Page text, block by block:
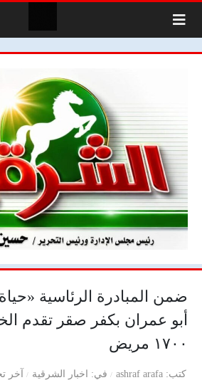
ضمن المبادرة الرئاسية
أبو عمران بكفر صقر تقدم
١٧٠٠ مريض
كتب ashraf arafa في اخبار الشرقية آخر